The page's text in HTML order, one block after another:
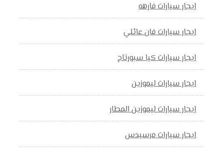
ايجار سيارات فارهه
ايجار سيارات فان عائلي
ايجار سيارات كيا سبورتاج
ايجار سيارات ليموزين
ايجار سيارات ليموزين المطار
ايجار سيارات مرسيدس